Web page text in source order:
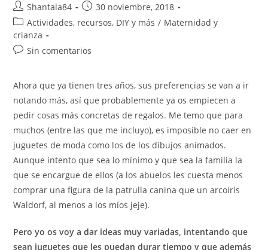
Autor
de
la
entrada:
Shantala84
Publicación
de
30 noviembre, 2018
Categoría
de
la
Actividades, recursos, DIY y más / Maternidad y
crianza
Comentarios
entrada:
Sin comentarios
Ahora que ya tienen tres años, sus preferencias se van a ir
notando más, así que probablemente ya os empiecen a
pedir cosas más concretas de regalos. Me temo que para
muchos (entre las que me incluyo), es imposible no caer en
juguetes de moda como los de los dibujos animados.
Aunque intento que sea lo mínimo y que sea la familia la
que se encargue de ellos (a los abuelos les cuesta menos
comprar una figura de la patrulla canina que un arcoiris
Waldorf, al menos a los míos jeje).
Pero yo os voy a dar ideas muy variadas, intentando que
sean juguetes que les puedan durar tiempo y que además